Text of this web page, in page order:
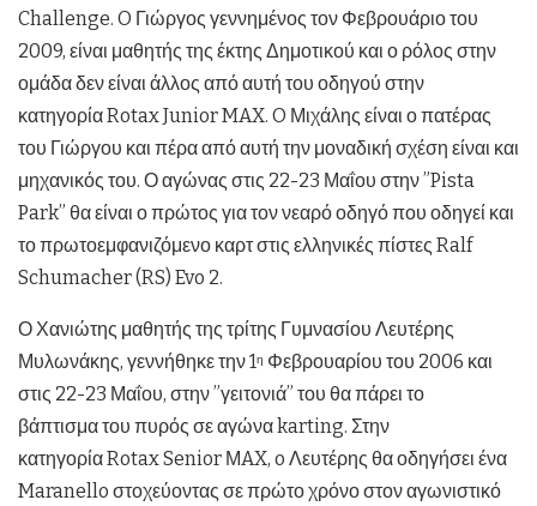
Challenge. O Γιώργος γεννημένος τον Φεβρουάριο του
2009, είναι μαθητής της έκτης Δημοτικού και ο ρόλος στην
ομάδα δεν είναι άλλος από αυτή του οδηγού στην
κατηγορίαRotaxJuniorMAX. O Μιχάλης είναι ο πατέρας
του Γιώργου και πέρα από αυτή την μοναδική σχέση είναι και
μηχανικός του. Ο αγώνας στις 22-23 Μαΐου στην ”Pista
Park” θα είναι ο πρώτος για τον νεαρό οδηγό που οδηγεί και
το πρωτοεμφανιζόμενο καρτ στις ελληνικές πίστες Ralf
Schumacher (RS) Evo 2.
Ο Χανιώτης μαθητής της τρίτης Γυμνασίου Λευτέρης
Μυλωνάκης, γεννήθηκε την 1η Φεβρουαρίου του 2006 και
στις 22-23 Μαΐου, στην ”γειτονιά” του θα πάρει το
βάπτισμα του πυρός σε αγώνα karting. Στην
κατηγορίαRotaxSenior ΜAX, o Λευτέρης θα οδηγήσει ένα
Maranello στοχεύοντας σε πρώτο χρόνο στον αγωνιστικό